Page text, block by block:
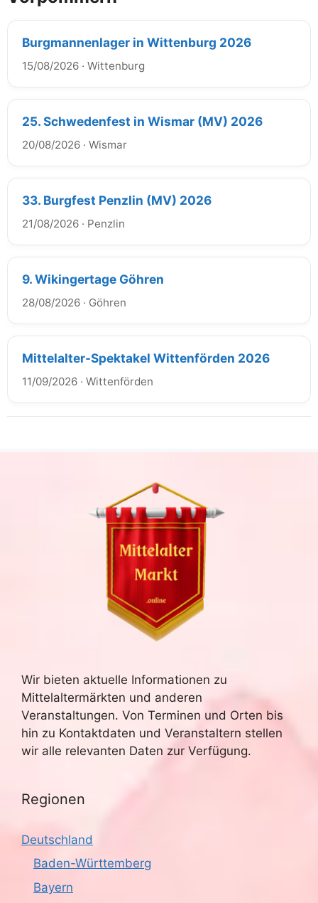
Burgmannenlager in Wittenburg 2026
15/08/2026 · Wittenburg
25. Schwedenfest in Wismar (MV) 2026
20/08/2026 · Wismar
33. Burgfest Penzlin (MV) 2026
21/08/2026 · Penzlin
9. Wikingertage Göhren
28/08/2026 · Göhren
Mittelalter-Spektakel Wittenförden 2026
11/09/2026 · Wittenförden
Wir bieten aktuelle Informationen zu
Mittelaltermärkten und anderen
Veranstaltungen. Von Terminen und Orten bis
hin zu Kontaktdaten und Veranstaltern stellen
wir alle relevanten Daten zur Verfügung.
Regionen
Deutschland
Baden-Württemberg
Bayern